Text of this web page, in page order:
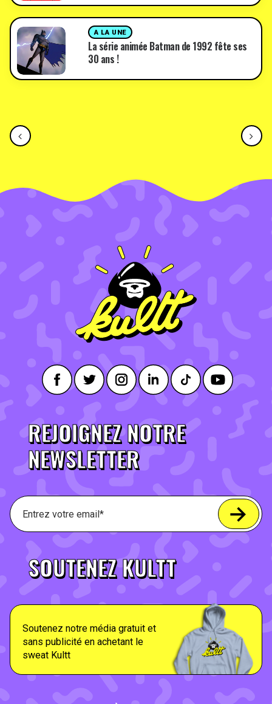
A LA UNE
La série animée Batman de 1992 fête ses
30 ans !
REJOIGNEZ NOTRE
NEWSLETTER
SOUTENEZ KULTT
Soutenez notre média gratuit et
sans publicité en achetant le
sweat Kultt